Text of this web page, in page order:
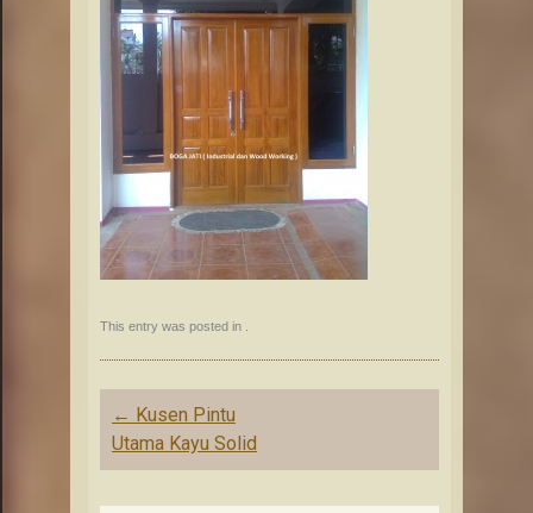
This entry was posted in .
Post
navigation
← Kusen Pintu
Utama Kayu Solid